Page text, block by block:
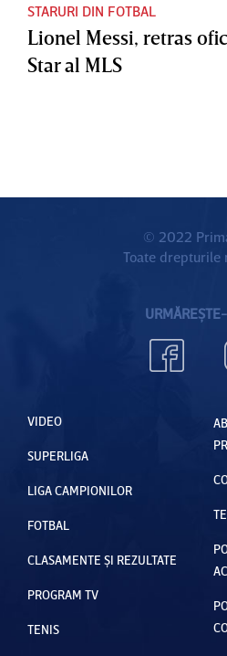
STARURI DIN FOTBAL
Lionel Messi, retras
Star al MLS
© 2022
Toate drepturile
VIDEO
SUPERLIGA
LIGA CAMPIONILOR
FOTBAL
CLASAMENTE ȘI REZULTATE
PROGRAM TV
TENIS